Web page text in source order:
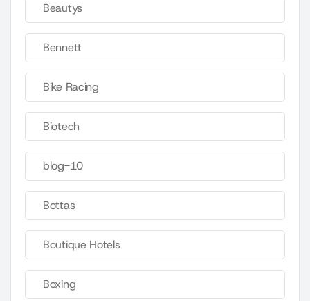
Beautys
Bennett
Bike Racing
Biotech
blog-10
Bottas
Boutique Hotels
Boxing